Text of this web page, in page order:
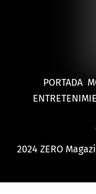
PORTADA
2024 ZERO